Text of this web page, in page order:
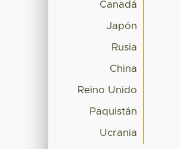
Canadá
Japón
Rusia
China
Reino Unido
Paquistán
Ucrania